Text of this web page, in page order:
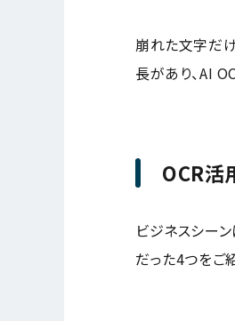
崩れた文字だ
長があり、AI
OCR活
ビジネスシー
だった4つをご